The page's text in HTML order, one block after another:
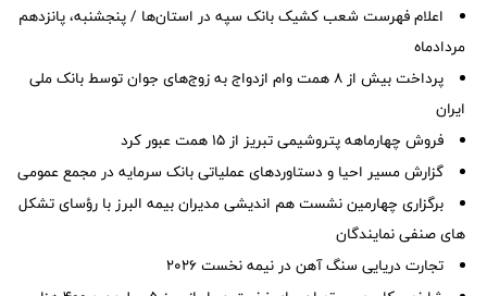
اعلام فهرست شعب کشیک بانک سپه در استان‌ها / پنجشنبه، پانزدهم
مردادماه
پرداخت بیش از ۸ همت وام ازدواج به زوج‌های جوان توسط بانک ملی
ایران
فروش چهارماهه پتروشیمی تبریز از ۱۵ همت عبور کرد
گزارش مسیر احیا و دستاوردهای عملیاتی بانک سرمایه در مجمع عمومی
برگزاری چهارمین نشست هم اندیشی مدیران بیمه البرز با رؤسای تشکل
های صنفی نمایندگان
تجارت دریایی سنگ آهن در نیمه نخست ۲۰۲۶